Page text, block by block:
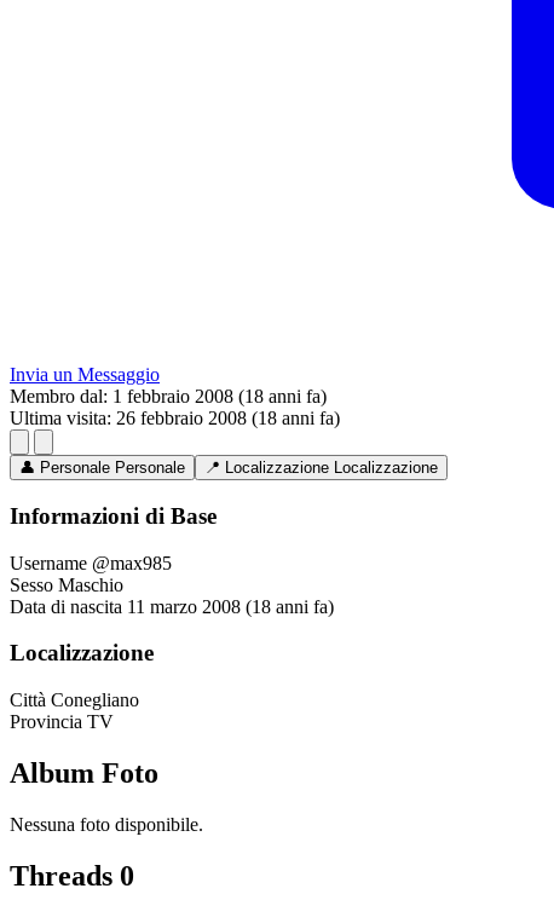
Invia un Messaggio
Membro dal: 1 febbraio 2008 (18 anni fa)
Ultima visita: 26 febbraio 2008 (18 anni fa)
👤 Personale Personale 📍 Localizzazione Localizzazione
Informazioni di Base
Username @max985
Sesso Maschio
Data di nascita 11 marzo 2008 (18 anni fa)
Localizzazione
Città Conegliano
Provincia TV
Album Foto
Nessuna foto disponibile.
Threads 0